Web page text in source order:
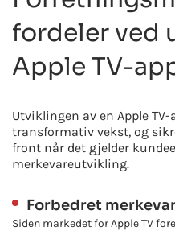
fordeler ved
Apple TV-
Utviklingen av en Apple
transformativ vekst, og
front når det gjelder
merkevareutvikling.
Forbedret
Siden markedet for Apple TV